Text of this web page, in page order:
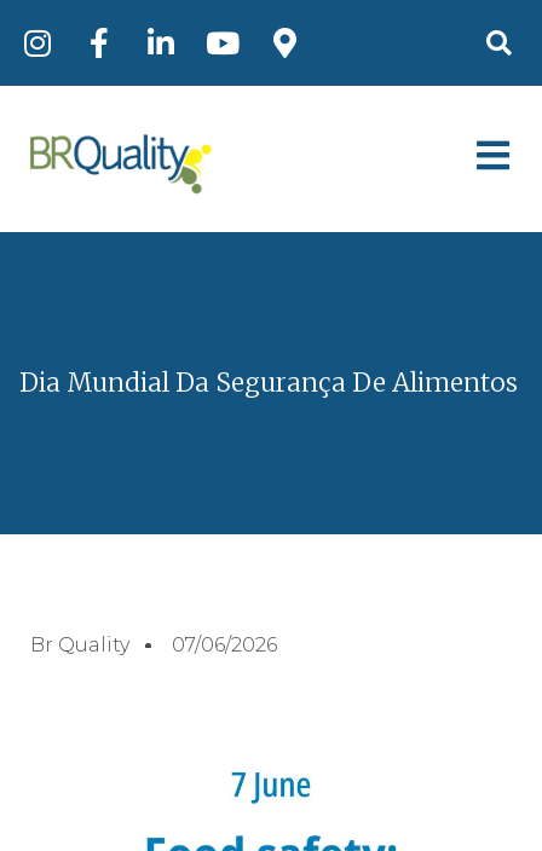
Dia Mundial Da Segurança De Alimentos
Br Quality 07/06/2026